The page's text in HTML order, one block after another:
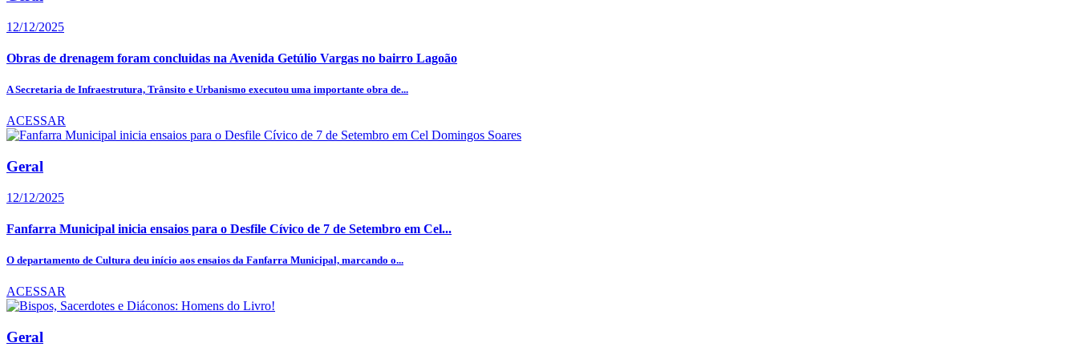
12/12/2025
Obras de drenagem foram concluidas na Avenida Getúlio Vargas no bairro Lagoão
A Secretaria de Infraestrutura, Trânsito e Urbanismo executou uma importante obra de...
ACESSAR
Geral
12/12/2025
Fanfarra Municipal inicia ensaios para o Desfile Cívico de 7 de Setembro em Cel...
O departamento de Cultura deu início aos ensaios da Fanfarra Municipal, marcando o...
ACESSAR
Geral